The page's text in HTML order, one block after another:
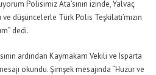
Polisimiz Ata’sının izinde, Yalvaç
düşüncelerle Türk Polis Teşkilatı’mızın
dedi.
ardından Kaymakam Vekili ve Isparta
okundu. Şimşek mesajında “Huzur ve